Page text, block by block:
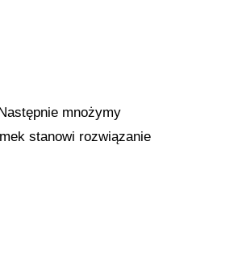
mnożymy
stanowi rozwiązanie